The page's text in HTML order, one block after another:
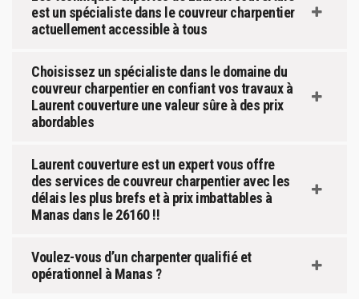
est un spécialiste dans le couvreur charpentier
actuellement accessible à tous
Choisissez un spécialiste dans le domaine du
couvreur charpentier en confiant vos travaux à
Laurent couverture une valeur sûre à des prix
abordables
Laurent couverture est un expert vous offre
des services de couvreur charpentier avec les
délais les plus brefs et à prix imbattables à
Manas dans le 26160 !!
Voulez-vous d’un charpenter qualifié et
opérationnel à Manas ?